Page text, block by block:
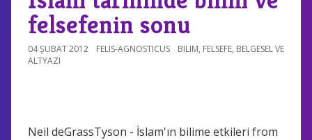
felsefenin sonu
04 ŞUBAT 2012 FELIS-AGNOSTICUS BILIM, FELSEFE, BELGESEL VE
ALTYAZI
Neil deGrassTyson - İslam'ın bilime etkileri from